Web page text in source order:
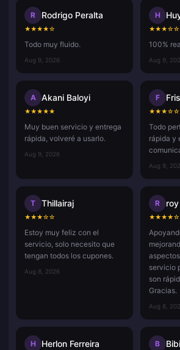
R Rodrigo Peralta
★★★★☆
Todo muy fluido.
Aug 9, 2026
H
★★★☆☆
100%
Aug 9,
A Akani Baloyi
★★★★★
Muy buen servicio y entrega
rápida, volveré a usarlo.
Aug 9, 2026
F
★★★☆☆
Todo
rápida y
Aug 9,
T Thillairaj
★★★☆☆
Estoy muy feliz con el
servicio, solo necesito que
tengan todos los cupones.
Aug 8, 2026
R
★★★★☆
servicio
son
Gracias.
Aug 8,
H Herlon Ferreira B